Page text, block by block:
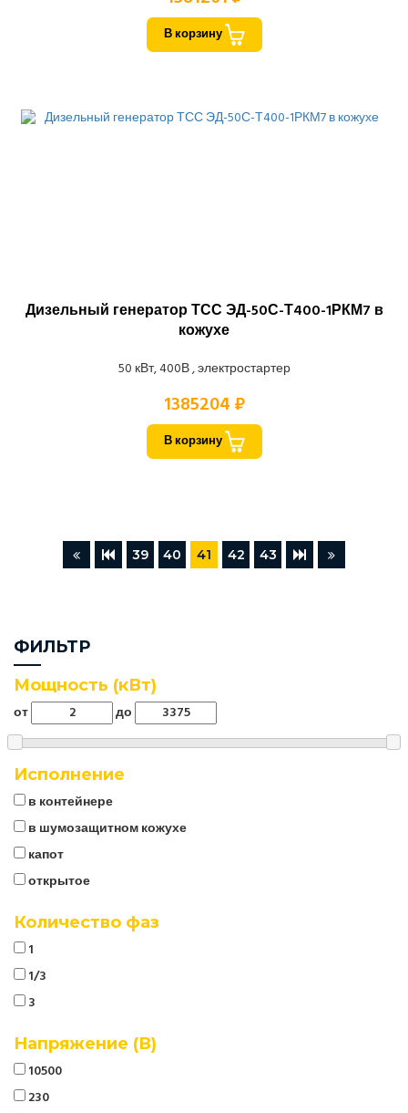
В корзину
Дизельный генератор ТСС ЭД-50С-Т400-1РКМ7 в
кожухе
50 кВт, 400В , электростартер
1385204 ₽
В корзину
39 40 41 42 43
ФИЛЬТР
Мощность (кВт)
от до
Исполнение
в контейнере
в шумозащитном кожухе
капот
открытое
Количество фаз
1
1/3
3
Напряжение (В)
10500
230